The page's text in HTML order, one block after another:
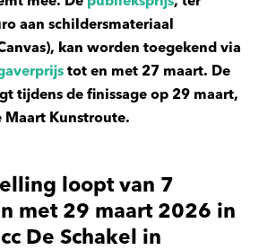
aan schildersmateriaal
kan worden toegekend via
tot en met 27 maart. De
tijdens de finissage op 29 maart,
Maart Kunstroute.
loopt van 7
met 29 maart 2026 in
De Schakel in